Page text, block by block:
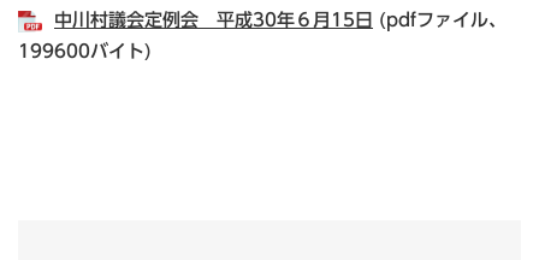
中川村議会定例会 平成30年６月15日 (pdfファイル、
199600バイト)